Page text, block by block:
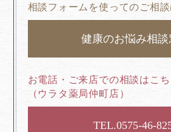
相談フォームを使ってのご相
健康のお悩み相談
お電話・ご来店での相談はこち
（ウラタ薬局仲町店）
0575-46-